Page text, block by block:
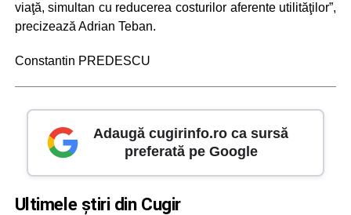
viaţă, simultan cu reducerea costurilor aferente utilităţilor”,
precizează Adrian Teban.
Constantin PREDESCU
Adaugă cugirinfo.ro ca sursă
preferată pe Google
Ultimele știri din Cugir